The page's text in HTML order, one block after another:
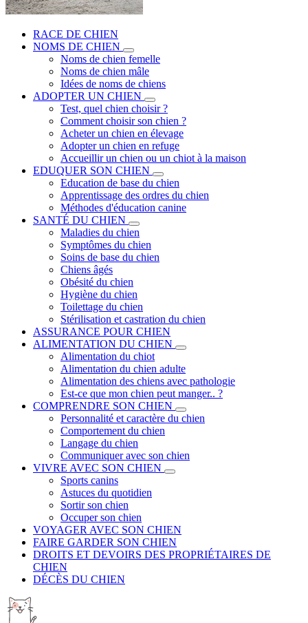
RACE DE CHIEN
NOMS DE CHIEN
Noms de chien femelle
Noms de chien mâle
Idées de noms de chiens
ADOPTER UN CHIEN
Test, quel chien choisir ?
Comment choisir son chien ?
Acheter un chien en élevage
Adopter un chien en refuge
Accueillir un chien ou un chiot à la maison
EDUQUER SON CHIEN
Education de base du chien
Apprentissage des ordres du chien
Méthodes d'éducation canine
SANTÉ DU CHIEN
Maladies du chien
Symptômes du chien
Soins de base du chien
Chiens âgés
Obésité du chien
Hygiène du chien
Toilettage du chien
Stérilisation et castration du chien
ASSURANCE POUR CHIEN
ALIMENTATION DU CHIEN
Alimentation du chiot
Alimentation du chien adulte
Alimentation des chiens avec pathologie
Est-ce que mon chien peut manger.. ?
COMPRENDRE SON CHIEN
Personnalité et caractère du chien
Comportement du chien
Langage du chien
Communiquer avec son chien
VIVRE AVEC SON CHIEN
Sports canins
Astuces du quotidien
Sortir son chien
Occuper son chien
VOYAGER AVEC SON CHIEN
FAIRE GARDER SON CHIEN
DROITS ET DEVOIRS DES PROPRIÉTAIRES DE
CHIEN
DÉCÈS DU CHIEN